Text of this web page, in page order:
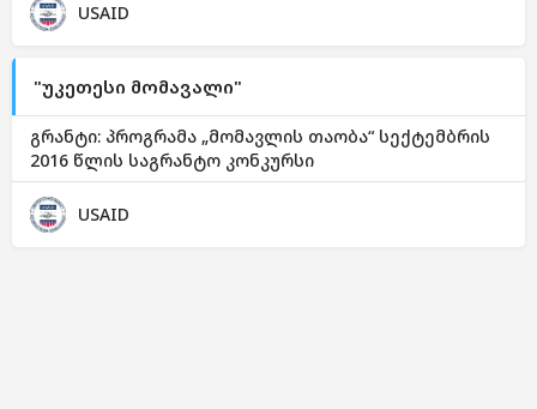
USAID
"უკეთესი მომავალი"
გრანტი: პროგრამა „მომავლის თაობა“ სექტემბრის
2016 წლის საგრანტო კონკურსი
USAID